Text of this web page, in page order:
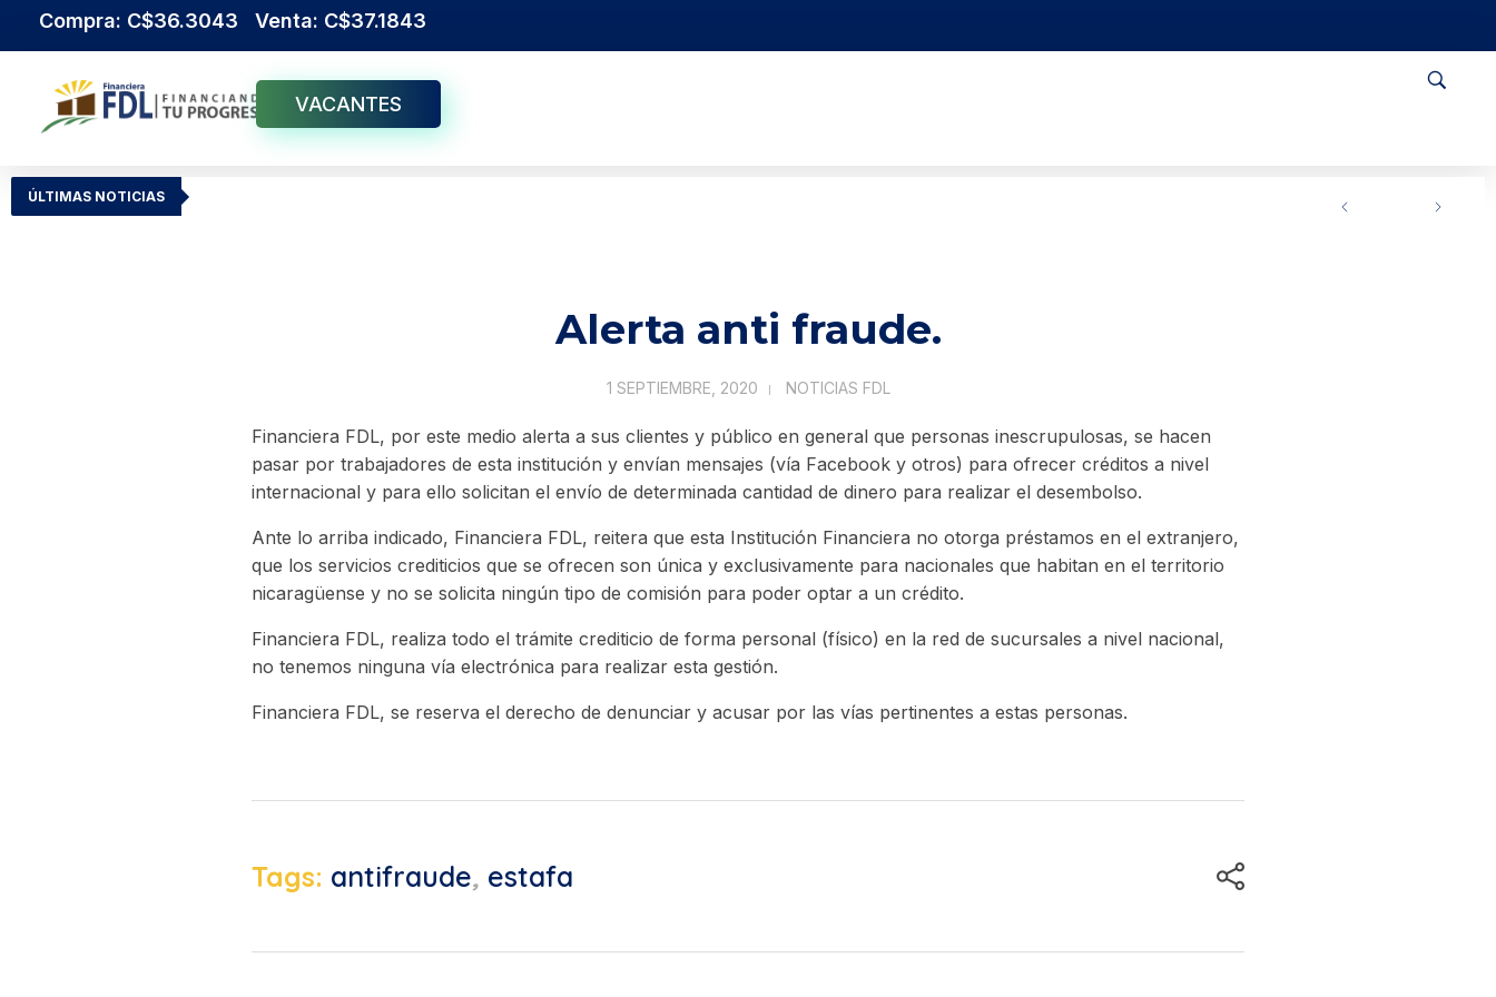
Compra: C$36.3043 Venta: C$37.1843
VACANTES
ÚLTIMAS NOTICIAS
Alerta anti fraude.
1 SEPTIEMBRE, 2020 NOTICIAS FDL
Financiera FDL, por este medio alerta a sus clientes y público en general que personas inescrupulosas, se hacen
pasar por trabajadores de esta institución y envían mensajes (vía Facebook y otros) para ofrecer créditos a nivel
internacional y para ello solicitan el envío de determinada cantidad de dinero para realizar el desembolso.
Ante lo arriba indicado, Financiera FDL, reitera que esta Institución Financiera no otorga préstamos en el extranjero,
que los servicios crediticios que se ofrecen son única y exclusivamente para nacionales que habitan en el territorio
nicaragüense y no se solicita ningún tipo de comisión para poder optar a un crédito.
Financiera FDL, realiza todo el trámite crediticio de forma personal (físico) en la red de sucursales a nivel nacional,
no tenemos ninguna vía electrónica para realizar esta gestión.
Financiera FDL, se reserva el derecho de denunciar y acusar por las vías pertinentes a estas personas.
Tags: antifraude, estafa